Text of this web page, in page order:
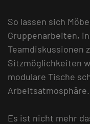
So lassen sich
Gruppenarbeiten,
Teamdiskussionen
Sitzmöglichkeiten
modulare Tische
Arbeitsatmosphäre.
Es ist nicht mehr